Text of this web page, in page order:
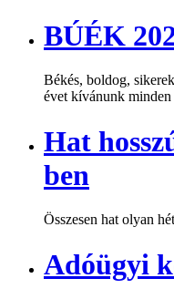
BÚÉK
Békés, boldog,
évet kívánunk
Hat
ben
Összesen hat olyan
Adóügyi